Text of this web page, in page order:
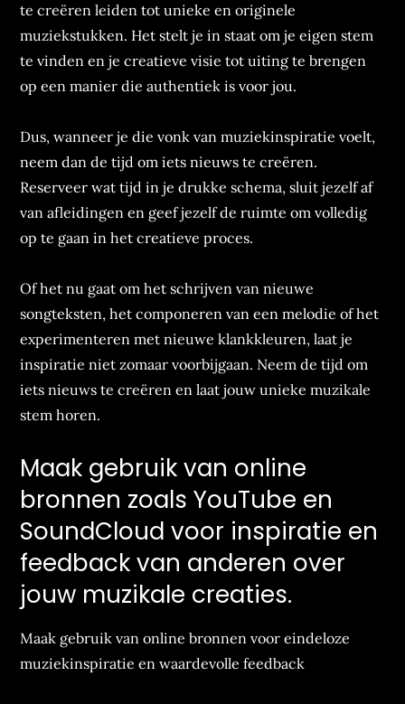
te creëren leiden tot unieke en originele
muziekstukken. Het stelt je in staat om je eigen stem
te vinden en je creatieve visie tot uiting te brengen
op een manier die authentiek is voor jou.
Dus, wanneer je die vonk van muziekinspiratie voelt,
neem dan de tijd om iets nieuws te creëren.
Reserveer wat tijd in je drukke schema, sluit jezelf af
van afleidingen en geef jezelf de ruimte om volledig
op te gaan in het creatieve proces.
Of het nu gaat om het schrijven van nieuwe
songteksten, het componeren van een melodie of het
experimenteren met nieuwe klankkleuren, laat je
inspiratie niet zomaar voorbijgaan. Neem de tijd om
iets nieuws te creëren en laat jouw unieke muzikale
stem horen.
Maak gebruik van online
bronnen zoals YouTube en
SoundCloud voor inspiratie en
feedback van anderen over
jouw muzikale creaties.
Maak gebruik van online bronnen voor eindeloze
muziekinspiratie en waardevolle feedback